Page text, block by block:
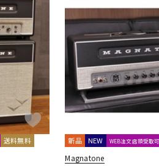
送料無料 新品 NEW WEB注文店頭受取可
Magnatone